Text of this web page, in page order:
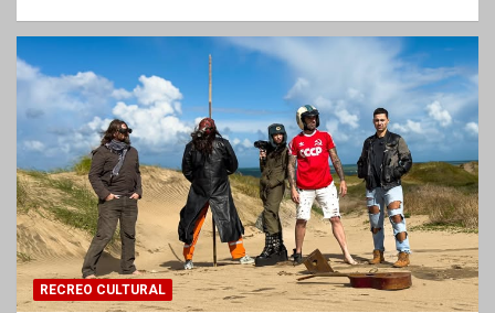
RECREO CULTURAL